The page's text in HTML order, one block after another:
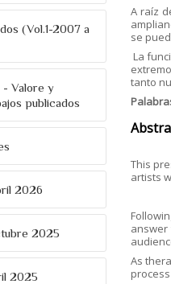
(Vol.1-2007 a
- Valore y
publicados
2026
2025
2025
A raíz
se
La
tanto
This
artists
As